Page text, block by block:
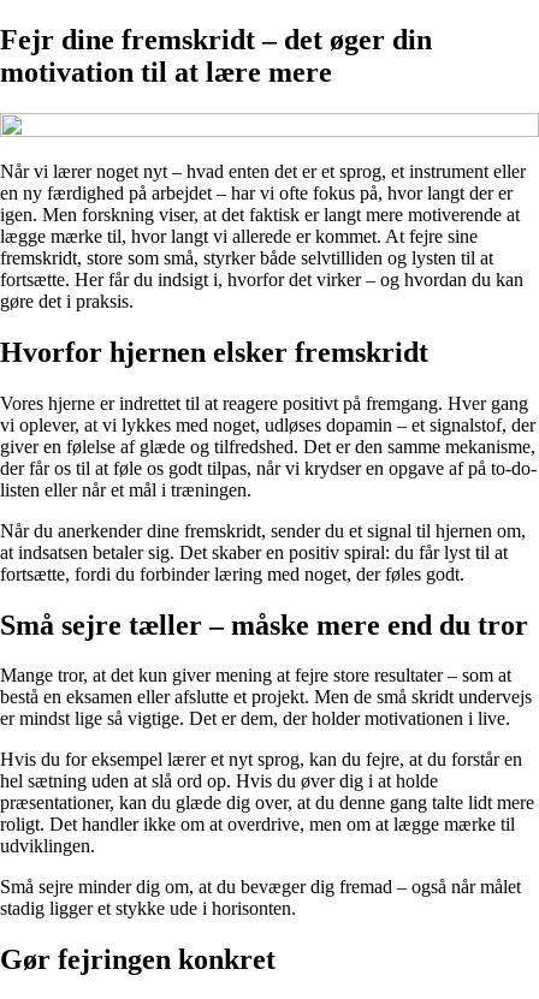
Fejr dine fremskridt – det øger din
motivation til at lære mere
Når vi lærer noget nyt – hvad enten det er et sprog, et instrument eller
en ny færdighed på arbejdet – har vi ofte fokus på, hvor langt der er
igen. Men forskning viser, at det faktisk er langt mere motiverende at
lægge mærke til, hvor langt vi allerede er kommet. At fejre sine
fremskridt, store som små, styrker både selvtilliden og lysten til at
fortsætte. Her får du indsigt i, hvorfor det virker – og hvordan du kan
gøre det i praksis.
Hvorfor hjernen elsker fremskridt
Vores hjerne er indrettet til at reagere positivt på fremgang. Hver gang
vi oplever, at vi lykkes med noget, udløses dopamin – et signalstof, der
giver en følelse af glæde og tilfredshed. Det er den samme mekanisme,
der får os til at føle os godt tilpas, når vi krydser en opgave af på to-do-
listen eller når et mål i træningen.
Når du anerkender dine fremskridt, sender du et signal til hjernen om,
at indsatsen betaler sig. Det skaber en positiv spiral: du får lyst til at
fortsætte, fordi du forbinder læring med noget, der føles godt.
Små sejre tæller – måske mere end du tror
Mange tror, at det kun giver mening at fejre store resultater – som at
bestå en eksamen eller afslutte et projekt. Men de små skridt undervejs
er mindst lige så vigtige. Det er dem, der holder motivationen i live.
Hvis du for eksempel lærer et nyt sprog, kan du fejre, at du forstår en
hel sætning uden at slå ord op. Hvis du øver dig i at holde
præsentationer, kan du glæde dig over, at du denne gang talte lidt mere
roligt. Det handler ikke om at overdrive, men om at lægge mærke til
udviklingen.
Små sejre minder dig om, at du bevæger dig fremad – også når målet
stadig ligger et stykke ude i horisonten.
Gør fejringen konkret